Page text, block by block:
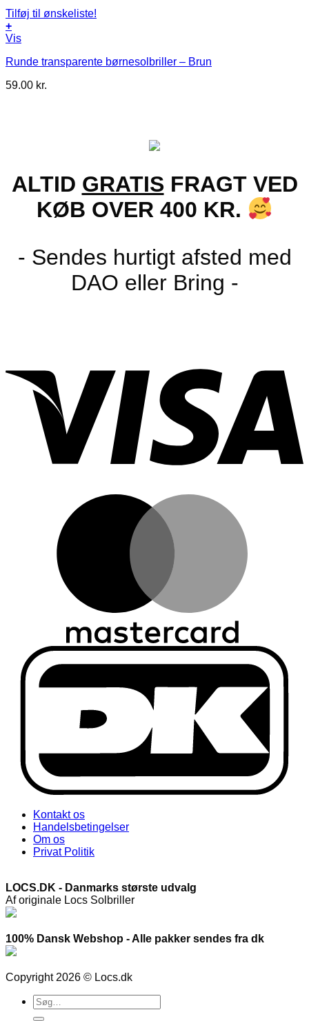
Tilføj til ønskeliste!
+
Vis
Runde transparente børnesolbriller – Brun
59.00 kr.
ALTID GRATIS FRAGT VED
KØB OVER 400 KR.
- Sendes hurtigt afsted med
DAO eller Bring -
Kontakt os
Handelsbetingelser
Om os
Privat Politik
LOCS.DK - Danmarks største udvalg
Af originale Locs Solbriller
100% Dansk Webshop - Alle pakker sendes fra dk
Copyright 2026 © Locs.dk
Søg
efter: